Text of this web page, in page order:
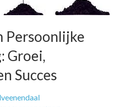
Persoonlijke
Groei,
Succes